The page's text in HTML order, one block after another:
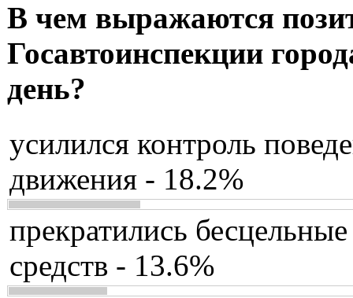
В чем выражаются
Госавтоинспекции
день?
усилился контроль
движения - 18.2%
прекратились
средств - 13.6%